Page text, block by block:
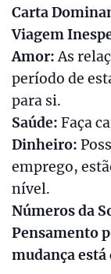
Carta
Viagem
Amor:As
período de
para si.
Saúde: Faça
Dinheiro:
emprego,
nível.
Números da
Pensamento
mudança